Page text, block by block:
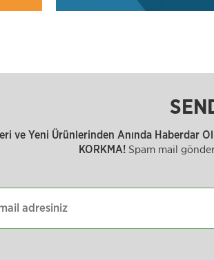
ve Yeni Ürünlerinden Anında Haberdar
KORKMA! Spam mail